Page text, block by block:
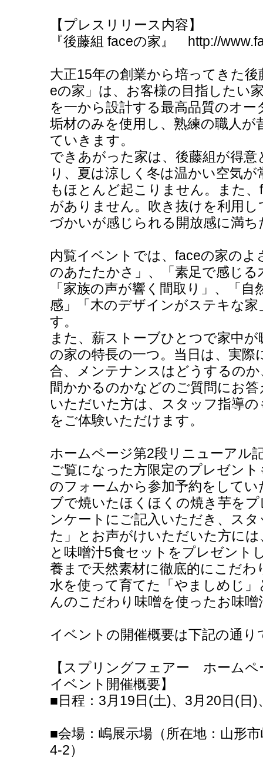
【プレスリリース内容】
『後藤組 faceの家』 http://
大正15年の創業から培ってきた
eの家」は、お客様の目指したい
を一から設計する最高品質のオ
垢材のみを使用し、熟練の職人
ていきます。
できあがった家は、後藤組が得
り、夏は涼しく冬は温かい空気
もほとんど起こりません。また
がありません。吹き抜けを利用
づかいが感じられる開放感に満ち
内覧イベントでは、faceの家の
のあたたかさ」、「素足で感じ
「家族の声が響く間取り」、「
感」「木のデザインがステキな
す。
また、薪ストーブひとつで家中
の家の特長の一つ。当日は、実際
合、メンテナンスはどうするの
間かかるのかなどのご質問にお
いただいた方は、スタッフ指導
をご体験いただけます。
ホームページ第2段リニューアル
ご覧になった方限定のプレゼン
のフォームから参加予約をして
ブで焼いたほくほくの焼き芋を
ンケートにご記入いただき、ス
た」とお声がけいただいた方に
と味噌汁5食セットをプレゼント
養まで天然素材に徹底的にこだわ
水を使って育てた「やましめじ
んのこだわり味噌を使ったお味
イベントの開催概要は下記の通り
【スプリングフェアー ホーム
イベント開催概要】
■日程：3月19日(土)、3月20日(日)
■会場：嶋展示場（所在地：山形
4-2）